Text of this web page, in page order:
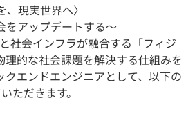
、現実世界へ〉
をアップデートする～
社会インフラが融合する「フィジ
理的な社会課題を解決する仕組みを
クエンドエンジニアとして、以下の
ただきます。